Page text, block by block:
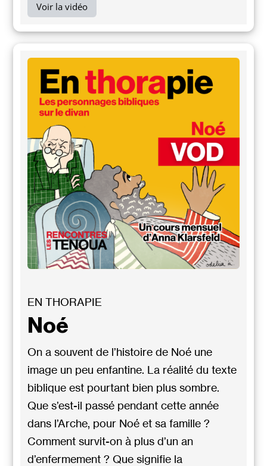
Voir la vidéo
EN THORAPIE
Noé
On a souvent de l’histoire de Noé une
image un peu enfantine. La réalité du texte
biblique est pourtant bien plus sombre.
Que s’est-il passé pendant cette année
dans l’Arche, pour Noé et sa famille ?
Comment survit-on à plus d’un an
d’enfermement ? Que signifie la